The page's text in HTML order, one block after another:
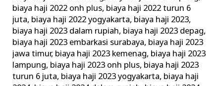
biaya haji 2022 onh plus, biaya haji 2022 turun 6
juta, biaya haji 2022 yogyakarta, biaya haji 2023,
biaya haji 2023 dalam rupiah, biaya haji 2023 depag,
biaya haji 2023 embarkasi surabaya, biaya haji 2023
jawa timur, biaya haji 2023 kemenag, biaya haji 2023
lampung, biaya haji 2023 onh plus, biaya haji 2023
turun 6 juta, biaya haji 2023 yogyakarta, biaya haji